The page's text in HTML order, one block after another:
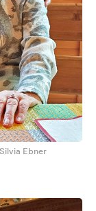
Ebner